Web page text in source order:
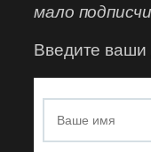
мало
Введите ваши